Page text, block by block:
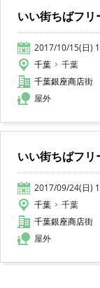
いい街ちばフリ
2017/10/15(日)
千葉
千葉
千葉銀座商店街
屋外
いい街ちばフリ
2017/09/24(日)
千葉
千葉
千葉銀座商店街
屋外